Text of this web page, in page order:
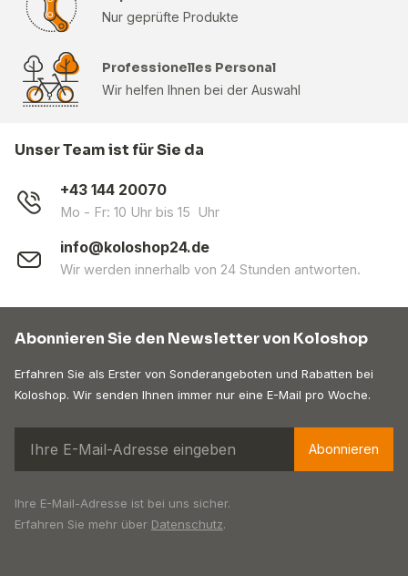
Nur geprüfte Produkte
Professionelles Personal
Wir helfen Ihnen bei der Auswahl
Unser Team ist für Sie da
+43 144 20070
Mo - Fr: 10 Uhr bis 15 Uhr
info@koloshop24.de
Wir werden innerhalb von 24 Stunden antworten.
Abonnieren Sie den Newsletter von Koloshop
Erfahren Sie als Erster von Sonderangeboten und Rabatten bei
Koloshop. Wir senden Ihnen immer nur eine E-Mail pro Woche.
Abonnieren
Ihre E-Mail-Adresse ist bei uns sicher.
Erfahren Sie mehr über Datenschutz.